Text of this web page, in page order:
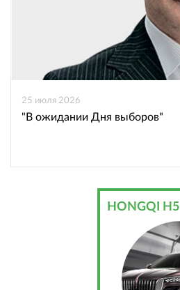
25 июля 2026
"В ожидании Дня выборов"
HONGQI H5